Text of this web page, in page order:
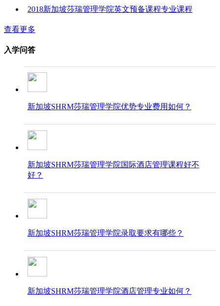
2018新加坡莎瑞管理学院英文预备课程专业课程
查看更多
入学问答
新加坡SHRM莎瑞管理学院优势专业费用如何？
新加坡SHRM莎瑞管理学院国际酒店管理课程好不
好？
新加坡SHRM莎瑞管理学院录取要求​​​​​​​有哪些？
新加坡SHRM莎瑞管理学院酒店管理专业如何？